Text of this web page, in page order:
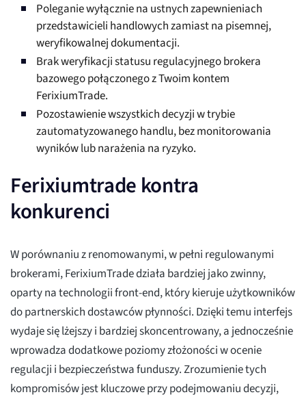
Poleganie wyłącznie na ustnych zapewnieniach
przedstawicieli handlowych zamiast na pisemnej,
weryfikowalnej dokumentacji.
Brak weryfikacji statusu regulacyjnego brokera
bazowego połączonego z Twoim kontem
FerixiumTrade.
Pozostawienie wszystkich decyzji w trybie
zautomatyzowanego handlu, bez monitorowania
wyników lub narażenia na ryzyko.
Ferixiumtrade kontra
konkurenci
W porównaniu z renomowanymi, w pełni regulowanymi
brokerami, FerixiumTrade działa bardziej jako zwinny,
oparty na technologii front-end, który kieruje użytkowników
do partnerskich dostawców płynności. Dzięki temu interfejs
wydaje się lżejszy i bardziej skoncentrowany, a jednocześnie
wprowadza dodatkowe poziomy złożoności w ocenie
regulacji i bezpieczeństwa funduszy. Zrozumienie tych
kompromisów jest kluczowe przy podejmowaniu decyzji,